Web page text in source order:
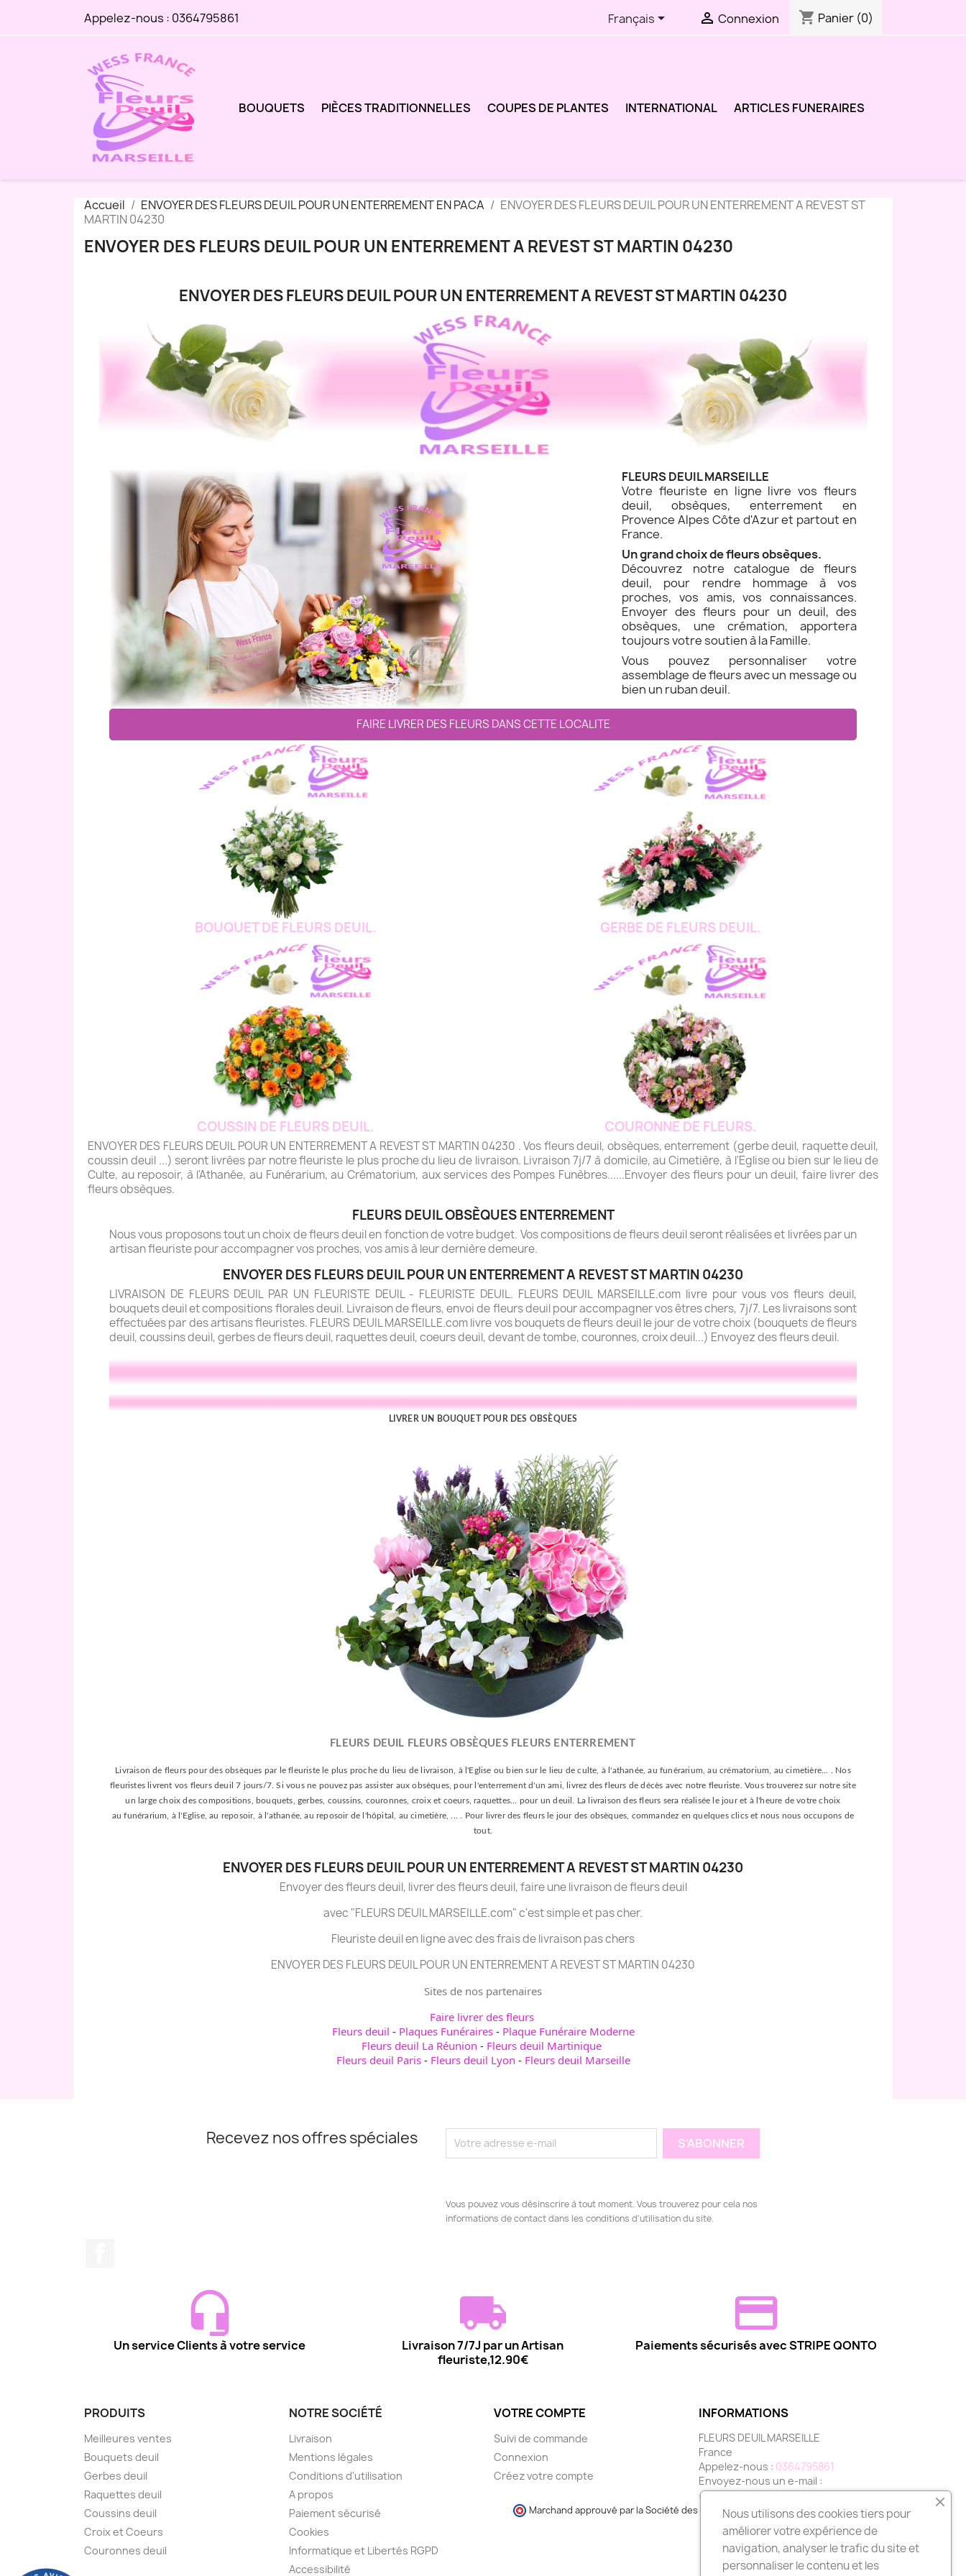
Appelez-nous : 0364795861 Français  Connexion shopping_cart Panier (0)
BOUQUETS PIÈCES TRADITIONNELLES COUPES DE PLANTES INTERNATIONAL ARTICLES FUNERAIRES
Accueil ENVOYER DES FLEURS DEUIL POUR UN ENTERREMENT EN PACA
ENVOYER DES FLEURS DEUIL POUR UN ENTERREMENT A REVEST ST
MARTIN 04230
ENVOYER DES FLEURS DEUIL POUR UN ENTERREMENT A REVEST ST MARTIN 04230
ENVOYER DES FLEURS DEUIL POUR UN ENTERREMENT A REVEST ST MARTIN 04230
FLEURS DEUIL MARSEILLE
Votre fleuriste en ligne livre vos fleurs
deuil, obsèques, enterrement en
Provence Alpes Côte d'Azur et partout en
France.
Un grand choix de fleurs obsèques.
Découvrez notre catalogue de fleurs
deuil, pour rendre hommage à vos
proches, vos amis, vos connaissances.
Envoyer des fleurs pour un deuil, des
obsèques, une crémation, apportera
toujours votre soutien à la Famille.
Vous pouvez personnaliser votre
assemblage de fleurs avec un message ou
bien un ruban deuil.
FAIRE LIVRER DES FLEURS DANS CETTE LOCALITE
BOUQUET DE FLEURS DEUIL. GERBE DE FLEURS DEUIL.
COUSSIN DE FLEURS DEUIL. COURONNE DE FLEURS.
ENVOYER DES FLEURS DEUIL POUR UN ENTERREMENT A REVEST ST MARTIN 04230 . Vos fleurs deuil, obsèques, enterrement (gerbe deuil, raquette deuil,
coussin deuil ...) seront livrées par notre fleuriste le plus proche du lieu de livraison. Livraison 7j/7 à domicile, au Cimetière, à l'Eglise ou bien sur le lieu de
Culte, au reposoir, à l'Athanée, au Funérarium, au Crématorium, aux services des Pompes Funèbres......Envoyer des fleurs pour un deuil, faire livrer des
fleurs obsèques.
FLEURS DEUIL OBSÈQUES ENTERREMENT
Nous vous proposons tout un choix de fleurs deuil en fonction de votre budget. Vos compositions de fleurs deuil seront réalisées et livrées par un
artisan fleuriste pour accompagner vos proches, vos amis à leur dernière demeure.
ENVOYER DES FLEURS DEUIL POUR UN ENTERREMENT A REVEST ST MARTIN 04230
LIVRAISON DE FLEURS DEUIL PAR UN FLEURISTE DEUIL - FLEURISTE DEUIL. FLEURS DEUIL MARSEILLE.com livre pour vous vos fleurs deuil,
bouquets deuil et compositions florales deuil. Livraison de fleurs, envoi de fleurs deuil pour accompagner vos êtres chers, 7j/7. Les livraisons sont
effectuées par des artisans fleuristes. FLEURS DEUIL MARSEILLE.com livre vos bouquets de fleurs deuil le jour de votre choix (bouquets de fleurs
deuil, coussins deuil, gerbes de fleurs deuil, raquettes deuil, coeurs deuil, devant de tombe, couronnes, croix deuil...) Envoyez des fleurs deuil.
LIVRER UN BOUQUET POUR DES OBSÈQUES
FLEURS DEUIL FLEURS OBSÈQUES FLEURS ENTERREMENT
Livraison de fleurs pour des obsèques par le fleuriste le plus proche du lieu de livraison, à l'Eglise ou bien sur le lieu de culte, à l'athanée, au funérarium, au crématorium, au cimetière... . Nos
fleuristes livrent vos fleurs deuil 7 jours/7. Si vous ne pouvez pas assister aux obsèques, pour l'enterrement d'un ami, livrez des fleurs de décès avec notre fleuriste. Vous trouverez sur notre site
un large choix des compositions, bouquets, gerbes, coussins, couronnes, croix et coeurs, raquettes... pour un deuil. La livraison des fleurs sera réalisée le jour et à l'heure de votre choix
au funérarium, à l'Eglise, au reposoir, à l'athanée, au reposoir de l'hôpital, au cimetière, ... . Pour livrer des fleurs le jour des obsèques, commandez en quelques clics et nous nous occupons de
tout.
ENVOYER DES FLEURS DEUIL POUR UN ENTERREMENT A REVEST ST MARTIN 04230
Envoyer des fleurs deuil, livrer des fleurs deuil, faire une livraison de fleurs deuil
avec "FLEURS DEUIL MARSEILLE.com" c'est simple et pas cher.
Fleuriste deuil en ligne avec des frais de livraison pas chers
ENVOYER DES FLEURS DEUIL POUR UN ENTERREMENT A REVEST ST MARTIN 04230
Sites de nos partenaires
Faire livrer des fleurs
Fleurs deuil - Plaques Funéraires- Plaque Funéraire Moderne
Fleurs deuil La Réunion - Fleurs deuil Martinique
Fleurs deuil Paris- Fleurs deuil Lyon - Fleurs deuil Marseille
Recevez nos offres spéciales
Vous pouvez vous désinscrire à tout moment. Vous trouverez pour cela nos
informations de contact dans les conditions d'utilisation du site.
Un service Clients à votre service
Livraison 7/7J par un Artisan
fleuriste,12.90€
Paiements sécurisés avec STRIPE QONTO
PRODUITS
Meilleures ventes
Bouquets deuil
Gerbes deuil
Raquettes deuil
Coussins deuil
Croix et Coeurs
Couronnes deuil
NOTRE SOCIÉTÉ
Livraison
Mentions légales
Conditions d'utilisation
A propos
Paiement sécurisé
Cookies
Informatique et Libertés RGPD
Accessibilité
VOTRE COMPTE
Suivi de commande
Connexion
Créez votre compte
INFORMATIONS
FLEURS DEUIL MARSEILLE
France
Appelez-nous : 0364795861
Envoyez-nous un e-mail :
contact@fleurs-deuil-marseille.com
Marchand approuvé par la Société des Avis Garantis,cliquez ici pour vérifier.
Nous utilisons des cookies tiers pour
améliorer votre expérience de
navigation, analyser le trafic du site et
personnaliser le contenu et les